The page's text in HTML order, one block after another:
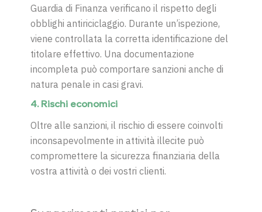
Guardia di Finanza verificano il rispetto degli
obblighi antiriciclaggio. Durante un’ispezione,
viene controllata la corretta identificazione del
titolare effettivo. Una documentazione
incompleta può comportare sanzioni anche di
natura penale in casi gravi.
4. Rischi economici
Oltre alle sanzioni, il rischio di essere coinvolti
inconsapevolmente in attività illecite può
compromettere la sicurezza finanziaria della
vostra attività o dei vostri clienti.